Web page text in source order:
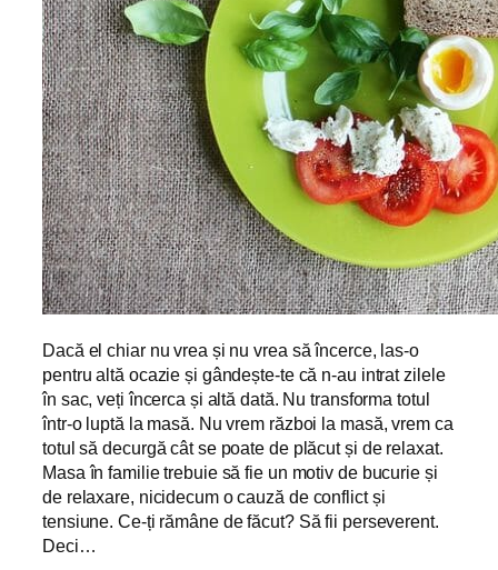
Dacă el chiar nu vrea și nu vrea să încerce, las-o
pentru altă ocazie și gândește-te că n-au intrat zilele
în sac, veți încerca și altă dată. Nu transforma totul
într-o luptă la masă. Nu vrem război la masă, vrem ca
totul să decurgă cât se poate de plăcut și de relaxat.
Masa în familie trebuie să fie un motiv de bucurie și
de relaxare, nicidecum o cauză de conflict și
tensiune. Ce-ți rămâne de făcut? Să fii perseverent.
Deci…